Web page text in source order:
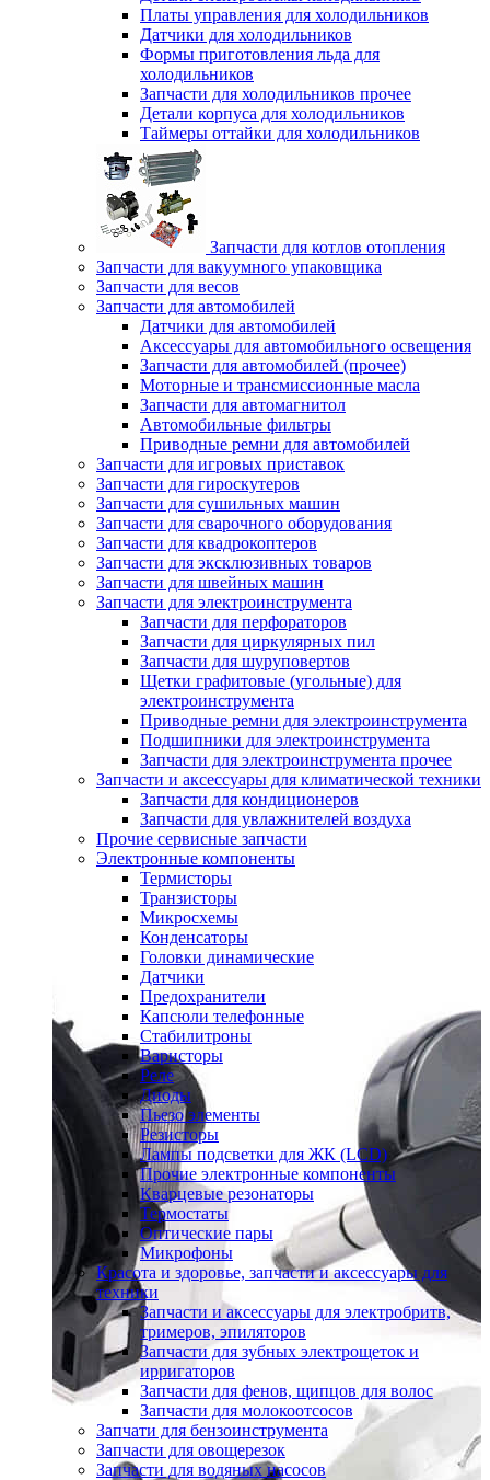
Платы управления для холодильников
Датчики для холодильников
Формы приготовления льда для
холодильников
Запчасти для холодильников прочее
Детали корпуса для холодильников
Таймеры оттайки для холодильников
Запчасти для котлов отопления
Запчасти для вакуумного упаковщика
Запчасти для весов
Запчасти для автомобилей
Датчики для автомобилей
Аксессуары для автомобильного освещения
Запчасти для автомобилей (прочее)
Моторные и трансмиссионные масла
Запчасти для автомагнитол
Автомобильные фильтры
Приводные ремни для автомобилей
Запчасти для игровых приставок
Запчасти для гироскутеров
Запчасти для сушильных машин
Запчасти для сварочного оборудования
Запчасти для квадрокоптеров
Запчасти для эксклюзивных товаров
Запчасти для швейных машин
Запчасти для электроинструмента
Запчасти для перфораторов
Запчасти для циркулярных пил
Запчасти для шуруповертов
Щетки графитовые (угольные) для
электроинструмента
Приводные ремни для электроинструмента
Подшипники для электроинструмента
Запчасти для электроинструмента прочее
Запчасти и аксессуары для климатической техники
Запчасти для кондиционеров
Запчасти для увлажнителей воздуха
Прочие сервисные запчасти
Электронные компоненты
Термисторы
Транзисторы
Микросхемы
Конденсаторы
Головки динамические
Датчики
Предохранители
Капсюли телефонные
Стабилитроны
Варисторы
Реле
Диоды
Пьезо элементы
Резисторы
Лампы подсветки для ЖК (LCD)
Прочие электронные компоненты
Кварцевые резонаторы
Термостаты
Оптические пары
Микрофоны
Красота и здоровье, запчасти и аксессуары для
техники
Запчасти и аксессуары для электробритв,
тримеров, эпиляторов
Запчасти для зубных электрощеток и
ирригаторов
Запчасти для фенов, щипцов для волос
Запчасти для молокоотсосов
Запчати для бензоинструмента
Запчасти для овощерезок
Запчасти для водяных насосов